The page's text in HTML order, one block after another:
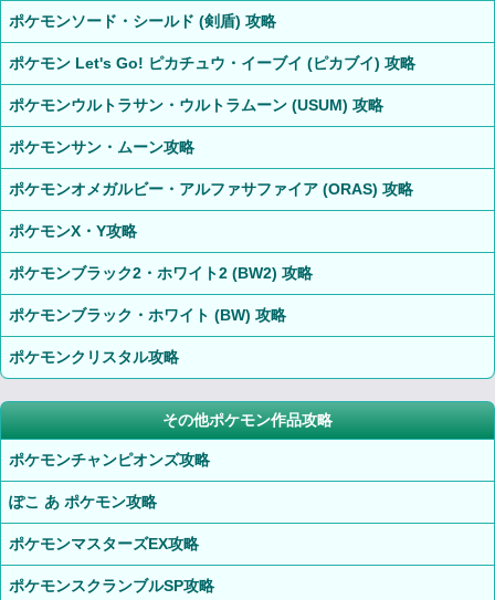
ポケモンソード・シールド (剣盾) 攻略
ポケモン Let's Go! ピカチュウ・イーブイ (ピカブイ) 攻略
ポケモンウルトラサン・ウルトラムーン (USUM) 攻略
ポケモンサン・ムーン攻略
ポケモンオメガルビー・アルファサファイア (ORAS) 攻略
ポケモンX・Y攻略
ポケモンブラック2・ホワイト2 (BW2) 攻略
ポケモンブラック・ホワイト (BW) 攻略
ポケモンクリスタル攻略
その他ポケモン作品攻略
ポケモンチャンピオンズ攻略
ぽこ あ ポケモン攻略
ポケモンマスターズEX攻略
ポケモンスクランブルSP攻略